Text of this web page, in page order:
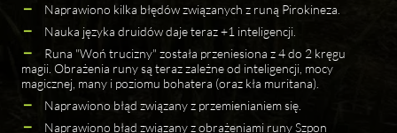
Naprawiono kilka błędów związanych z runą Pirokineza.
Nauka języka druidów daje teraz +1 inteligencji.
Runa "Woń trucizny" została przeniesiona z 4 do 2 kręgu
magii. Obrażenia runy są teraz zależne od inteligencji, mocy
magicznej, many i poziomu bohatera (oraz kła muritana).
Naprawiono błąd związany z przemienianiem się.
Naprawiono błąd związany z obrażeniami runy Szpon